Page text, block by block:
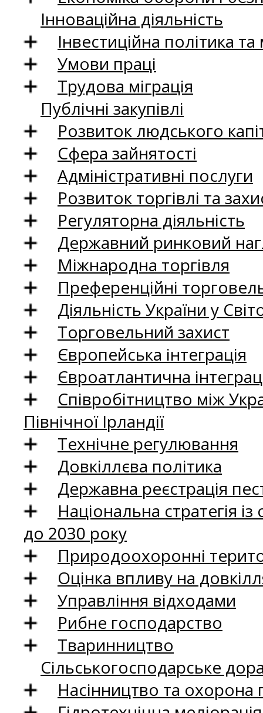
Інноваційна діяльність
Інвестиційна політика
Умови праці
Трудова міграція
Публічні закупівлі
Розвиток людського
Сфера зайнятості
Адміністративні послуги
Розвиток торгівлі та
Регуляторна діяльність
Державний ринковий
Міжнародна торгівля
Преференційні
Діяльність України у
Торговельний захист
Європейська інтеграція
Євроатлантична
Співробітництво між
Північної Ірландії
Технічне регулювання
Довкіллєва політика
Державна реєстрація
Національна стратегія
до 2030 року
Природоохоронні
Оцінка впливу на
Управління відходами
Рибне господарство
Тваринництво
Сільськогосподарське
Насінництво та